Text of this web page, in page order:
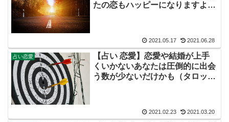
たの恋もハッピーになりますよう
2021.05.17 2021.06.28
占い恋愛
【占い 恋愛】恋愛や結婚が上手
くいかないあなたは圧倒的に出会
う数が少ないだけかも（タロット
2021.02.23 2021.03.20